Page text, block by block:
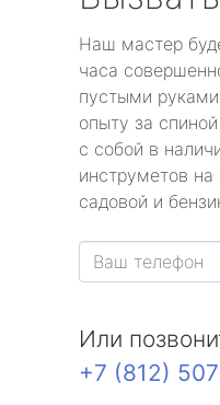
Наш мастер
часа
пустыми
опыту за
с собой в
инструметов
садовой и
Или
+7 (812)